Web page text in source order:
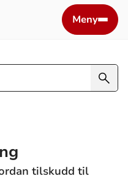
Meny
tilskudd til